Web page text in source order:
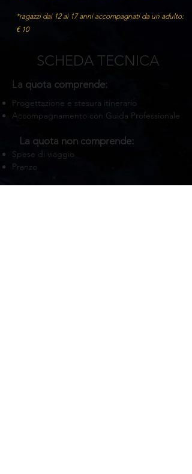
*ragazzi dai 12 ai 17anni accompagnati da un adulto:
€ 10
SCHEDA TECNICA
La quota comprende:
Progettazione e stesura itinerario
Accompagnamento con Guida Professionale
La quota non comprende:
Spese di viaggio
Pranzo